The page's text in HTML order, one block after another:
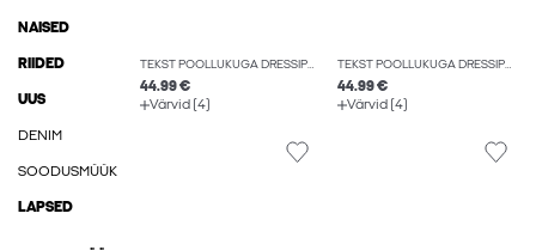
NAISED
RIIDED
UUS
DENIM
SOODUSMÜÜK
LAPSED
TEKST POOLLUKUGA DRESSIPLUUS
44.99 €
Värvid (4)
TEKST POOLLUKUGA DRESSIPLUUS
44.99 €
Värvid (4)